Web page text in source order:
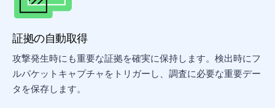
証拠の自動取得
攻撃発生時にも重要な証拠を確実に保持します。検出時にフ
ルパケットキャプチャをトリガーし、調査に必要な重要デー
タを保存します。